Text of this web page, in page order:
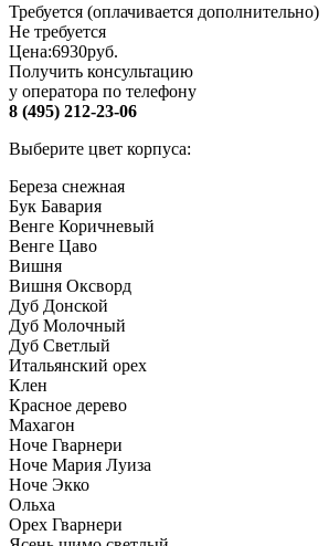
Требуется (оплачивается дополнительно)
Не требуется
Цена:6930руб.
Получить консультацию
у оператора по телефону
8 (495) 212-23-06
Выберите цвет корпуса:
Береза снежная
Бук Бавария
Венге Коричневый
Венге Цаво
Вишня
Вишня Оксворд
Дуб Донской
Дуб Молочный
Дуб Светлый
Итальянский орех
Клен
Красное дерево
Махагон
Ноче Гварнери
Ноче Мария Луиза
Ноче Экко
Ольха
Орех Гварнери